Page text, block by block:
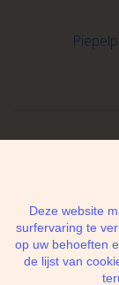
Ik geef
Deze website
surfervaring te
op uw behoeften
de lijst van